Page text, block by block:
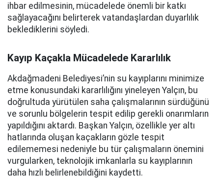
ihbar edilmesinin, mücadelede önemli bir katkı
sağlayacağını belirterek vatandaşlardan duyarlılık
beklediklerini söyledi.
Kayıp Kaçakla Mücadelede Kararlılık
Akdağmadeni Belediyesi’nin su kayıplarını minimize
etme konusundaki kararlılığını yineleyen Yalçın, bu
doğrultuda yürütülen saha çalışmalarının sürdüğünü
ve sorunlu bölgelerin tespit edilip gerekli onarımların
yapıldığını aktardı. Başkan Yalçın, özellikle yer altı
hatlarında oluşan kaçakların gözle tespit
edilememesi nedeniyle bu tür çalışmaların önemini
vurgularken, teknolojik imkanlarla su kayıplarının
daha hızlı belirlenebildiğini kaydetti.